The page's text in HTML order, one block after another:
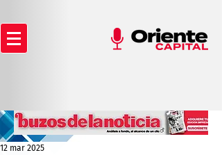
12 mar 2025